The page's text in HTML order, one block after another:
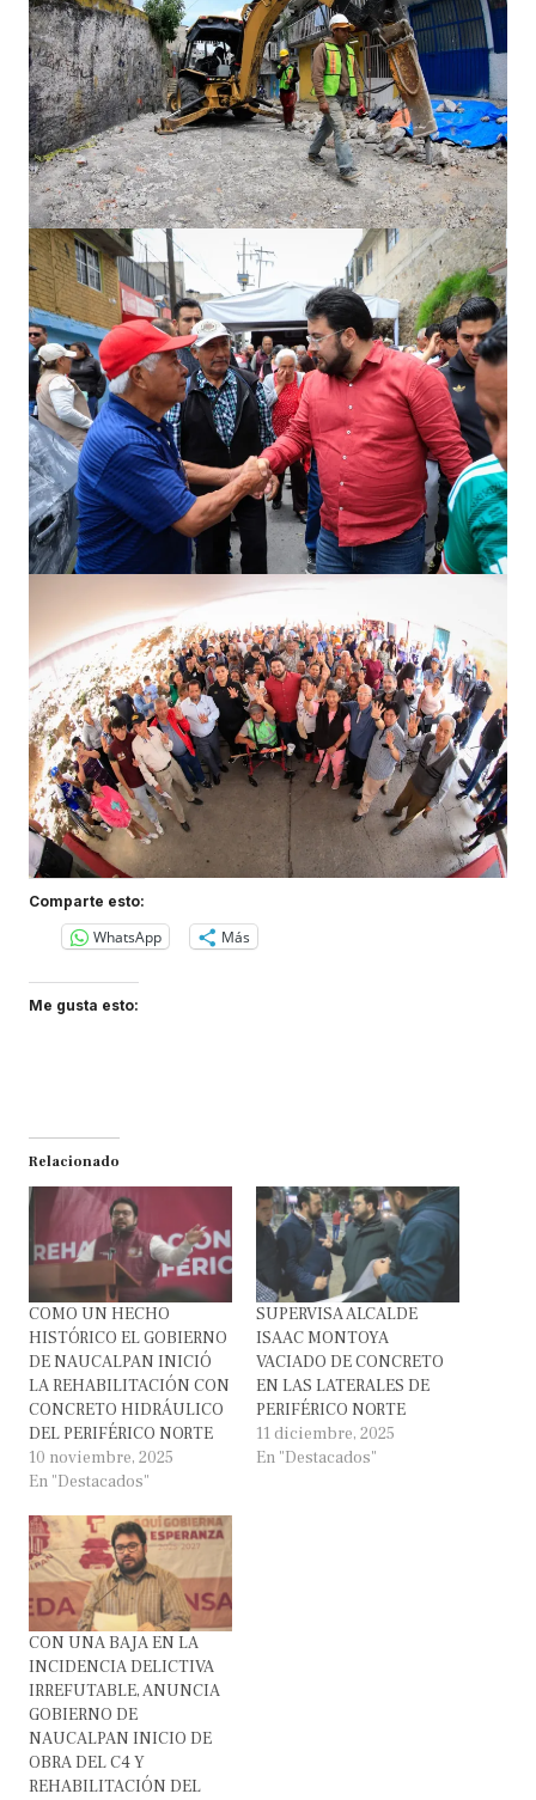
Comparte esto:
WhatsApp Más
Me gusta esto:
Relacionado
COMO UN HECHO
HISTÓRICO EL GOBIERNO
DE NAUCALPAN INICIÓ
LA REHABILITACIÓN CON
CONCRETO HIDRÁULICO
DEL PERIFÉRICO NORTE
10 noviembre, 2025
En "Destacados"
SUPERVISA ALCALDE
ISAAC MONTOYA
VACIADO DE CONCRETO
EN LAS LATERALES DE
PERIFÉRICO NORTE
11 diciembre, 2025
En "Destacados"
CON UNA BAJA EN LA
INCIDENCIA DELICTIVA
IRREFUTABLE, ANUNCIA
GOBIERNO DE
NAUCALPAN INICIO DE
OBRA DEL C4 Y
REHABILITACIÓN DEL